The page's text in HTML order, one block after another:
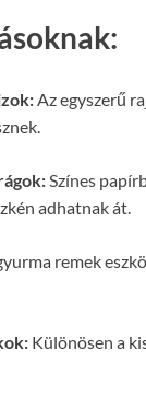
Az egyszerű
Színes
adhatnak át.
remek
Különösen a